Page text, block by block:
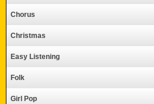
Chorus
Christmas
Easy Listening
Folk
Girl Pop